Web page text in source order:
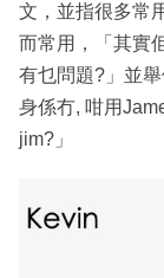
文，並指很多常
而常用，「其實
有乜問題?」並
身係冇, 咁用
jim?」